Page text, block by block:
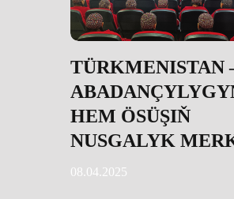
TÜRKMENISTAN
HEM ÖSÜŞIŇ
NUSGALYK
08.04.2025